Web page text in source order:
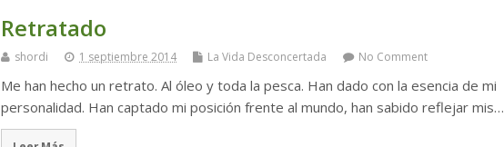
Retratado
shordi 1 septiembre 2014 La Vida Desconcertada No Comment
Me han hecho un retrato. Al óleo y toda la pesca. Han dado con la esencia de mi
personalidad. Han captado mi posición frente al mundo, han sabido reflejar mis…